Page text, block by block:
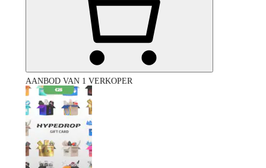
AANBOD VAN 1 VERKOPER